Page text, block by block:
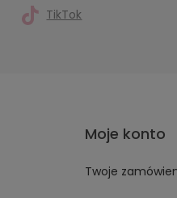
TikTok
Moje konto
Twoje